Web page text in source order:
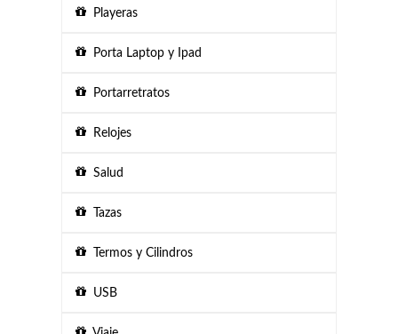
Playeras
Porta Laptop y Ipad
Portarretratos
Relojes
Salud
Tazas
Termos y Cilindros
USB